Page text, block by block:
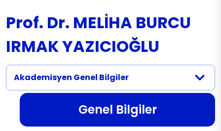
Prof. Dr. MELİHA BURCU
IRMAK YAZICIOĞLU
Akademisyen Genel Bilgiler
Genel Bilgiler